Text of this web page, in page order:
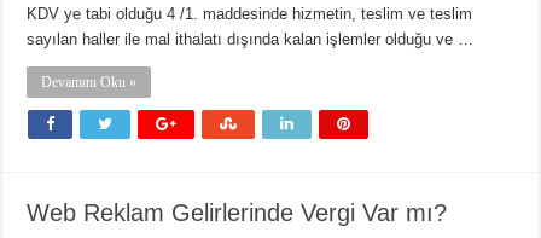
KDV ye tabi olduğu 4 /1. maddesinde hizmetin, teslim ve teslim
sayılan haller ile mal ithalatı dışında kalan işlemler olduğu ve …
Devamını Oku »
Web Reklam Gelirlerinde Vergi Var mı?